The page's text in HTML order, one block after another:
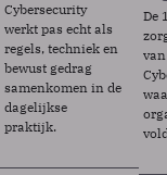
Cybersecurity
werkt pas echt als
regels, techniek en
bewust gedrag
samenkomen in de
dagelijkse
praktijk.
De